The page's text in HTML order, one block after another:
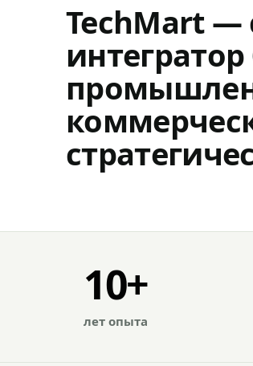
TechMart
10+
лет опыта